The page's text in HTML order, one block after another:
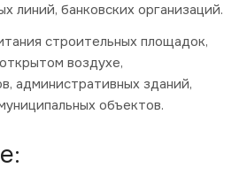
линий, банковских организаций.
строительных площадок,
воздухе,
административных зданий,
объектов.